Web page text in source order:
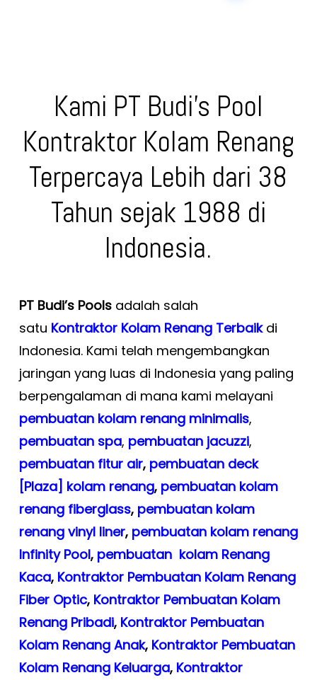
Kami PT Budi’s Pool
Kontraktor Kolam Renang
Terpercaya Lebih dari 38
Tahun sejak 1988 di
Indonesia.
PT Budi’s Poolsadalah salah
satu Kontraktor Kolam Renang Terbaik di
Indonesia. Kami telah mengembangkan
jaringan yang luas di Indonesia yang paling
berpengalaman di mana kami melayani
pembuatan kolam renang minimalis,
pembuatan spa, pembuatan jacuzzi,
pembuatan fitur air, pembuatan deck
[Plaza] kolam renang, pembuatan kolam
renang fiberglass, pembuatan kolam
renang vinyl liner, pembuatan kolam renang
Infinity Pool, pembuatan kolam Renang
Kaca, Kontraktor Pembuatan Kolam Renang
Fiber Optic, Kontraktor Pembuatan Kolam
Renang Pribadi, Kontraktor Pembuatan
Kolam Renang Anak, Kontraktor Pembuatan
Kolam Renang Keluarga, Kontraktor